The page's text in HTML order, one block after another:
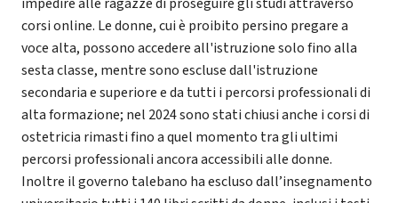
corsi online. Le donne, cui è proibito persino pregare a
voce alta, possono accedere all'istruzione solo fino alla
sesta classe, mentre sono escluse dall'istruzione
secondaria e superiore e da tutti i percorsi professionali di
alta formazione; nel 2024 sono stati chiusi anche i corsi di
ostetricia rimasti fino a quel momento tra gli ultimi
percorsi professionali ancora accessibili alle donne.
Inoltre il governo talebano ha escluso dall’insegnamento